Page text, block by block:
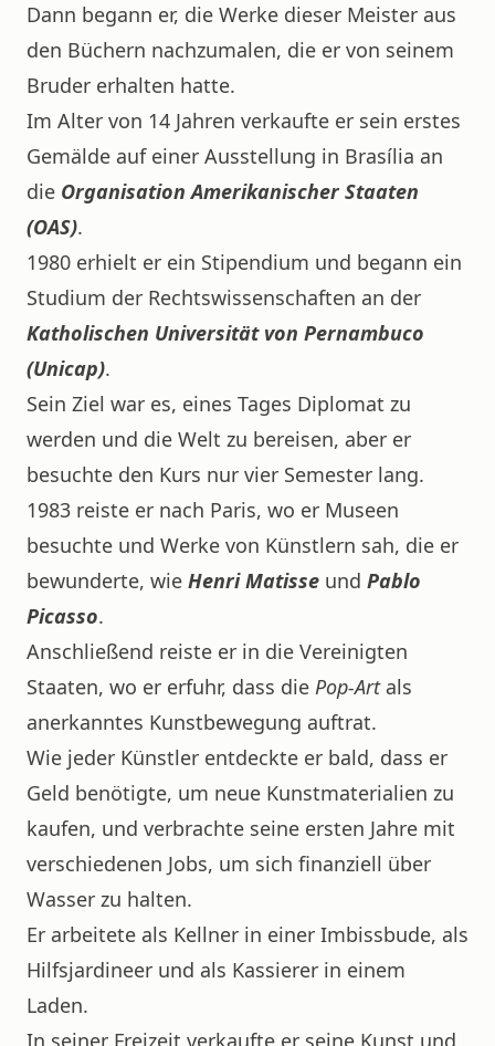
Dann begann er, die Werke dieser Meister aus
den Büchern nachzumalen, die er von seinem
Bruder erhalten hatte.
Im Alter von 14 Jahren verkaufte er sein erstes
Gemälde auf einer Ausstellung in Brasília an
die Organisation Amerikanischer Staaten
(OAS).
1980 erhielt er ein Stipendium und begann ein
Studium der Rechtswissenschaften an der
Katholischen Universität von Pernambuco
(Unicap).
Sein Ziel war es, eines Tages Diplomat zu
werden und die Welt zu bereisen, aber er
besuchte den Kurs nur vier Semester lang.
1983 reiste er nach Paris, wo er Museen
besuchte und Werke von Künstlern sah, die er
bewunderte, wie Henri Matisse und Pablo
Picasso.
Anschließend reiste er in die Vereinigten
Staaten, wo er erfuhr, dass die Pop-Artals
anerkanntes Kunstbewegung auftrat.
Wie jeder Künstler entdeckte er bald, dass er
Geld benötigte, um neue Kunstmaterialien zu
kaufen, und verbrachte seine ersten Jahre mit
verschiedenen Jobs, um sich finanziell über
Wasser zu halten.
Er arbeitete als Kellner in einer Imbissbude, als
Hilfsjardineer und als Kassierer in einem
Laden.
In seiner Freizeit verkaufte er seine Kunst und